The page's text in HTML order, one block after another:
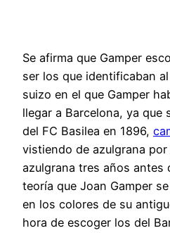
Se afirma que Gamper
ser los que identificaban
suizo en el que Gamper
llegar a Barcelona, ya que
del FC Basilea en 1896,
vistiendo de azulgrana
azulgrana tres años antes
teoría que Joan Gamper
en los colores de su
hora de escoger los del